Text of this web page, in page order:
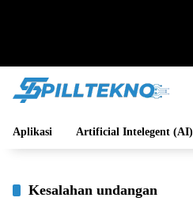
Aplikasi Artificial Intelegent (AI)
Kesalahan undangan